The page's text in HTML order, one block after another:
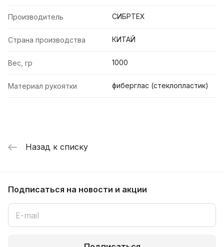
Производитель СИБРТЕХ
Страна производства КИТАЙ
Вес, гр 1000
Материал рукоятки фиберглас (стеклопластик)
Назад к списку
Подписаться на новости и акции